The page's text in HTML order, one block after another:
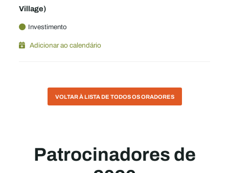
Village)
Investimento
Adicionar ao calendário
VOLTAR À LISTA DE TODOS OS ORADORES
Patrocinadores de